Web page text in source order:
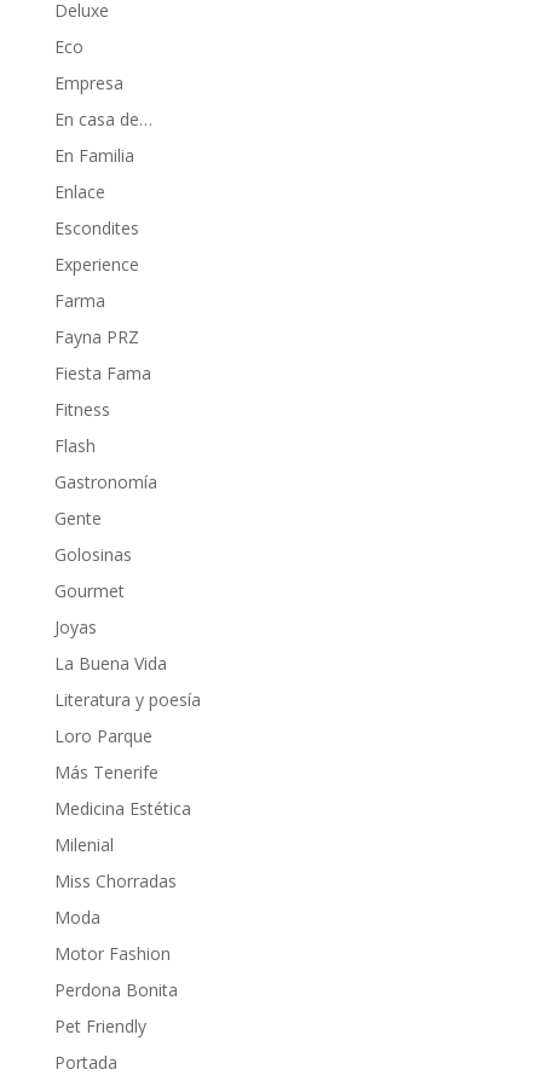
Deluxe
Eco
Empresa
En casa de…
En Familia
Enlace
Escondites
Experience
Farma
Fayna PRZ
Fiesta Fama
Fitness
Flash
Gastronomía
Gente
Golosinas
Gourmet
Joyas
La Buena Vida
Literatura y poesía
Loro Parque
Más Tenerife
Medicina Estética
Milenial
Miss Chorradas
Moda
Motor Fashion
Perdona Bonita
Pet Friendly
Portada